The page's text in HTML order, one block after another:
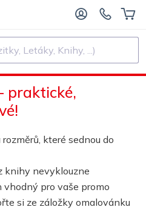
Letáky, Knihy, ...)
praktické,
které sednou do
knihy nevyklouzne
pro vaše promo
si ze záložky omalovánku